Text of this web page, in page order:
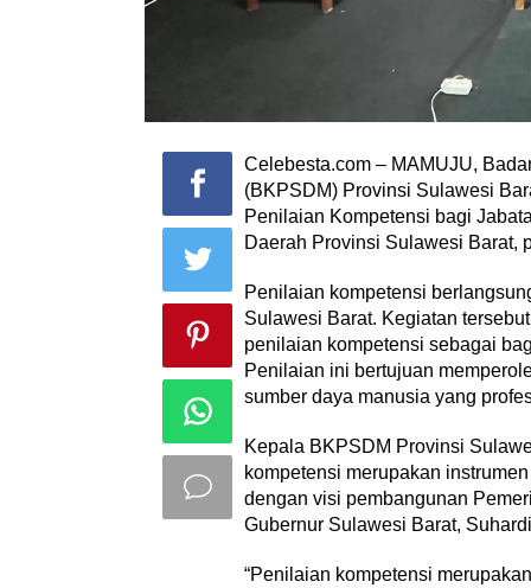
Celebesta.com – MAMUJU,
(BKPSDM) Provinsi Sulawesi
Penilaian Kompetensi bagi
Daerah Provinsi Sulawesi Barat,
Penilaian kompetensi
Sulawesi Barat. Kegiatan
penilaian kompetensi sebagai
Penilaian ini bertujuan
sumber daya manusia yang
Kepala BKPSDM Provinsi
kompetensi merupakan
dengan visi pembangunan
Gubernur Sulawesi Barat,
“Penilaian kompetensi